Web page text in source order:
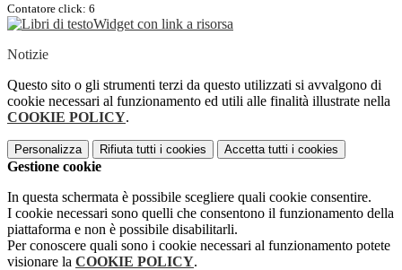
Contatore click: 6
Widget con link a risorsa
Notizie
Questo sito o gli strumenti terzi da questo utilizzati si avvalgono di
cookie necessari al funzionamento ed utili alle finalità illustrate nella
COOKIE POLICY.
Personalizza Rifiuta tutti i cookies Accetta tutti i cookies
Gestione cookie
In questa schermata è possibile scegliere quali cookie consentire.
I cookie necessari sono quelli che consentono il funzionamento della
piattaforma e non è possibile disabilitarli.
Per conoscere quali sono i cookie necessari al funzionamento potete
visionare la COOKIE POLICY.